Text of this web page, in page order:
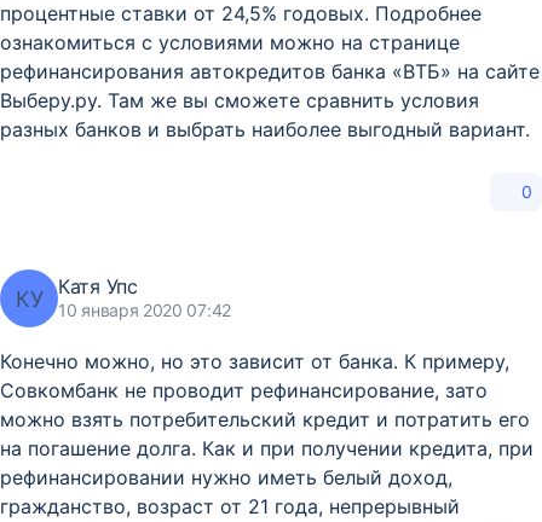
процентные ставки от 24,5% годовых. Подробнее
ознакомиться с условиями можно на странице
рефинансирования автокредитов банка «ВТБ» на сайте
Выберу.ру. Там же вы сможете сравнить условия
разных банков и выбрать наиболее выгодный вариант.
0
КУ Катя Упс
10 января 2020 07:42
Конечно можно, но это зависит от банка. К примеру,
Совкомбанк не проводит рефинансирование, зато
можно взять потребительский кредит и потратить его
на погашение долга. Как и при получении кредита, при
рефинансировании нужно иметь белый доход,
гражданство, возраст от 21 года, непрерывный